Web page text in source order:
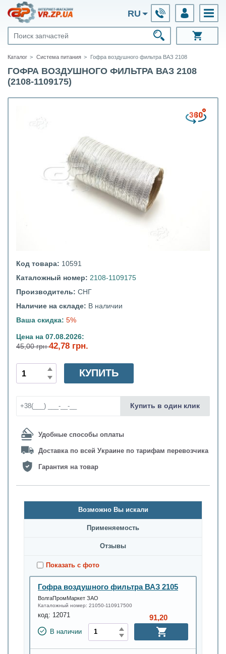
RU
Каталог Система питания Гофра воздушного фильтра ВАЗ 2108
ГОФРА ВОЗДУШНОГО ФИЛЬТРА ВАЗ 2108
(2108-1109175)
Код товара: 10591
Каталожный номер: 2108-1109175
Производитель: СНГ
Наличие на складе: В наличии
Ваша скидка: 5%
Цена на 07.08.2026:
45,00 грн42,78 грн.
Удобные способы оплаты
Доставка по всей Украине по тарифам перевозчика
Гарантия на товар
КУПИТЬ
Купить в один клик
Возможно Вы искали
Применяемость
Oтзывы
Показать с фото
Гофра воздушного фильтра ВАЗ 2105
ВолгаПромМаркет ЗАО
Каталожный номер: 21050-110917500
код: 12071
В наличии
91,20